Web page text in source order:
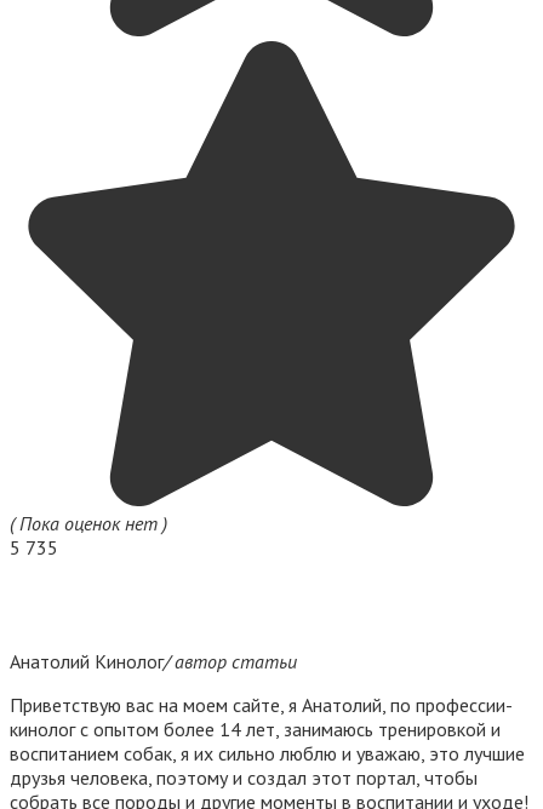
( Пока оценок нет )
5 735
Анатолий Кинолог/ автор статьи
Приветствую вас на моем сайте, я Анатолий, по профессии-
кинолог с опытом более 14 лет, занимаюсь тренировкой и
воспитанием собак, я их сильно люблю и уважаю, это лучшие
друзья человека, поэтому и создал этот портал, чтобы
собрать все породы и другие моменты в воспитании и уходе!